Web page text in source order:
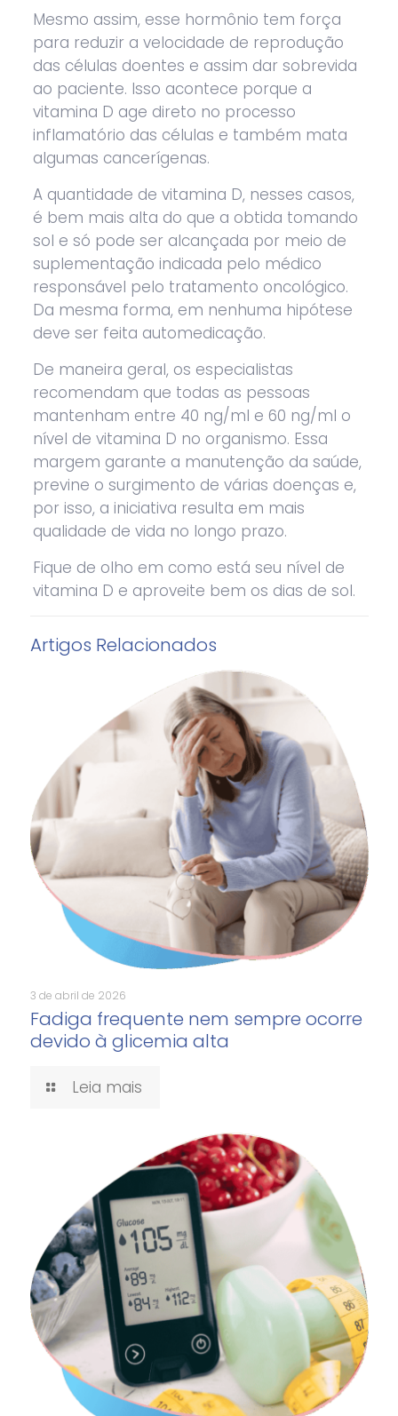
Mesmo assim, esse hormônio tem força
para reduzir a velocidade de reprodução
das células doentes e assim dar sobrevida
ao paciente. Isso acontece porque a
vitamina D age direto no processo
inflamatório das células e também mata
algumas cancerígenas.
A quantidade de vitamina D, nesses casos,
é bem mais alta do que a obtida tomando
sol e só pode ser alcançada por meio de
suplementação indicada pelo médico
responsável pelo tratamento oncológico.
Da mesma forma, em nenhuma hipótese
deve ser feita automedicação.
De maneira geral, os especialistas
recomendam que todas as pessoas
mantenham entre 40 ng/ml e 60 ng/ml o
nível de vitamina D no organismo. Essa
margem garante a manutenção da saúde,
previne o surgimento de várias doenças e,
por isso, a iniciativa resulta em mais
qualidade de vida no longo prazo.
Fique de olho em como está seu nível de
vitamina D e aproveite bem os dias de sol.
Artigos Relacionados
3 de abril de 2026
Fadiga frequente nem sempre ocorre
devido à glicemia alta
Leia mais